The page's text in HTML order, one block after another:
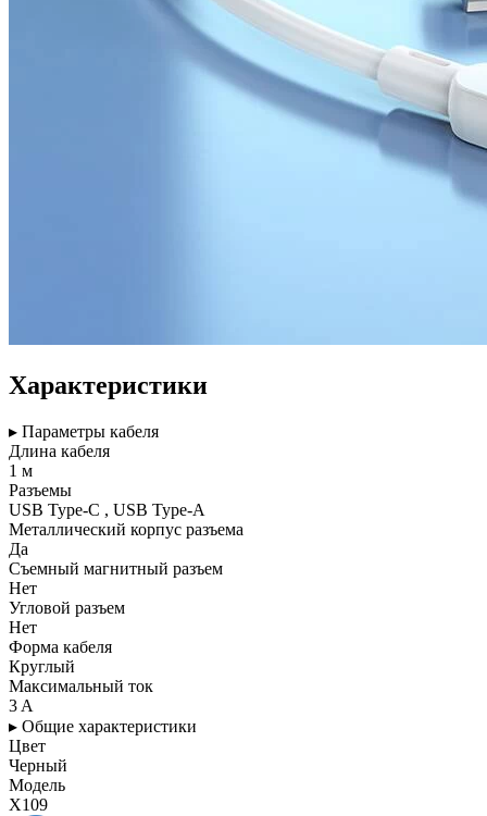
Характеристики
▸ Параметры кабеля
Длина кабеля
1 м
Разъемы
USB Type-C , USB Type-A
Металлический корпус разъема
Да
Съемный магнитный разъем
Нет
Угловой разъем
Нет
Форма кабеля
Круглый
Максимальный ток
3 A
▸ Общие характеристики
Цвет
Черный
Модель
X109